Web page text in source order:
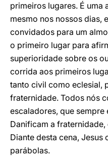
primeiros lugares. É uma
mesmo nos nossos dias,
convidados para um
o primeiro lugar para
superioridade sobre os
corrida aos primeiros
tanto civil como eclesial,
fraternidade. Todos nós
escaladores, que sempre
Danificam a
Diante desta cena, Jesus
parábolas.